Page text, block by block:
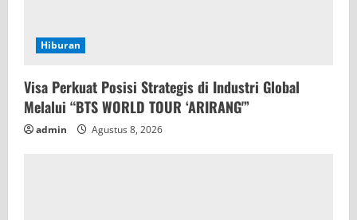
Hiburan
Visa Perkuat Posisi Strategis di Industri Global
Melalui “BTS WORLD TOUR ‘ARIRANG'”
admin Agustus 8, 2026